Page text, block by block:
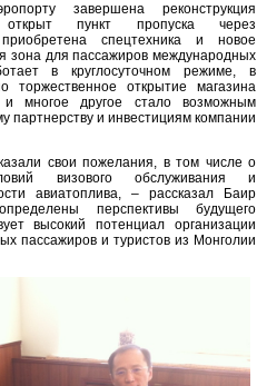
завершена реконструкция
открыт пункт пропуска через
спецтехника и новое
зона для пассажиров международных
в круглосуточном режиме, в
торжественное открытие магазина
многое другое стало возможным
партнерству и инвестициям компании
свои пожелания, в том числе о
визового обслуживания и
авиатоплива, – рассказал Баир
перспективы будущего
высокий потенциал организации
пассажиров и туристов из Монголии